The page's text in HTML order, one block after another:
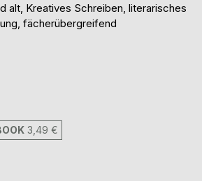
alt, Kreatives Schreiben, literarisches
fächerübergreifend
3,49 €